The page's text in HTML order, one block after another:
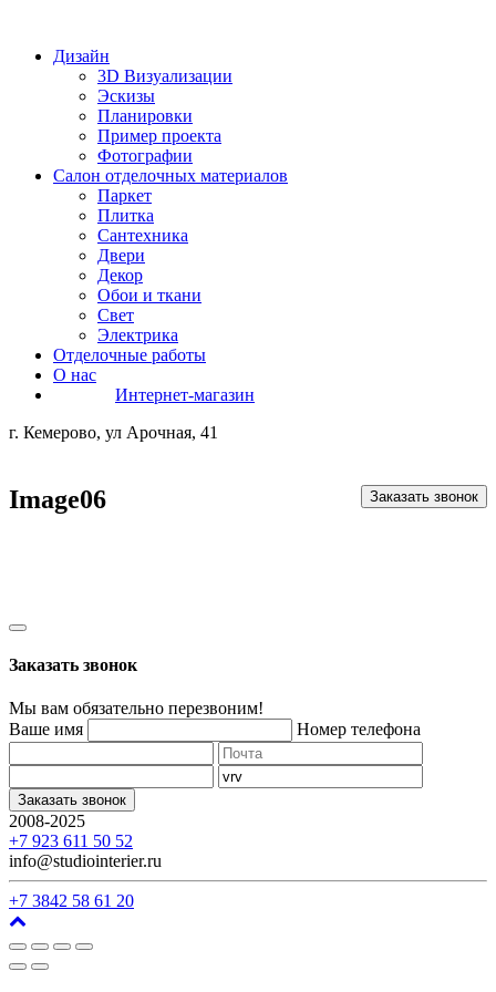
Дизайн
3D Визуализации
Эскизы
Планировки
Пример проекта
Фотографии
Салон отделочных материалов
Паркет
Плитка
Сантехника
Двери
Декор
Обои и ткани
Свет
Электрика
Отделочные работы
О нас
Интернет-магазин
г. Кемерово, ул Арочная, 41
Image06 Заказать звонок
Заказать звонок
Мы вам обязательно перезвоним!
Ваше имя
Номер телефона
Заказать звонок
2008-2025
+7 923 611 50 52
info@studiointerier.ru
+7 3842 58 61 20